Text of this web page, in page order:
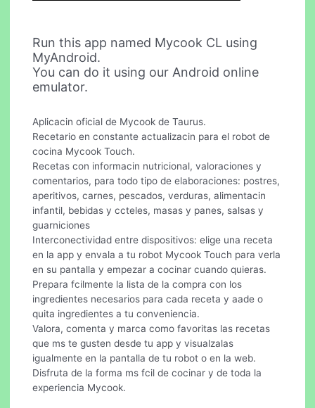
Run this app named Mycook CL using
MyAndroid.
You can do it using our Android online
emulator.
Aplicacin oficial de Mycook de Taurus.
Recetario en constante actualizacin para el robot de
cocina Mycook Touch.
Recetas con informacin nutricional, valoraciones y
comentarios, para todo tipo de elaboraciones: postres,
aperitivos, carnes, pescados, verduras, alimentacin
infantil, bebidas y ccteles, masas y panes, salsas y
guarniciones
Interconectividad entre dispositivos: elige una receta
en la app y envala a tu robot Mycook Touch para verla
en su pantalla y empezar a cocinar cuando quieras.
Prepara fcilmente la lista de la compra con los
ingredientes necesarios para cada receta y aade o
quita ingredientes a tu conveniencia.
Valora, comenta y marca como favoritas las recetas
que ms te gusten desde tu app y visualzalas
igualmente en la pantalla de tu robot o en la web.
Disfruta de la forma ms fcil de cocinar y de toda la
experiencia Mycook.